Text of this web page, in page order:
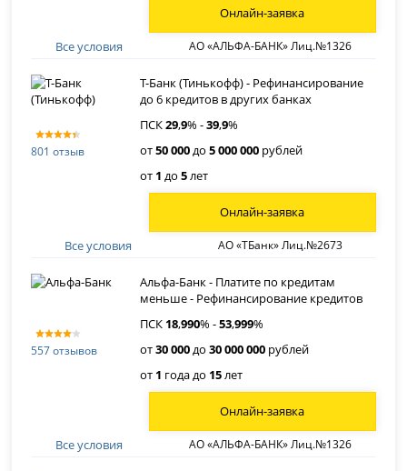
Все условия АО «АЛЬФА-БАНК» Лиц.№1326
Онлайн-заявка
801 отзыв
Т-Банк (Тинькофф) - Рефинансирование
до 6 кредитов в других банках
ПСК29,9% -39,9%
от50 000до5 000 000 рублей
от 1 до5лет
Все условия АО «ТБанк» Лиц.№2673
Онлайн-заявка
557 отзывов
Альфа-Банк - Платите по кредитам
меньше - Рефинансирование кредитов
ПСК 18,990% -53,999%
от30 000до30 000 000 рублей
от 1 года до 15лет
Все условия АО «АЛЬФА-БАНК» Лиц.№1326
Онлайн-заявка